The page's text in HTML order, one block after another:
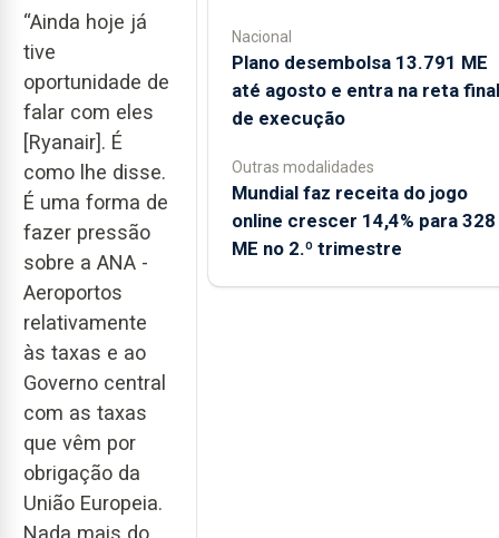
“Ainda hoje já
tive
oportunidade de
falar com eles
[Ryanair]. É
como lhe disse.
É uma forma de
fazer pressão
sobre a ANA -
Aeroportos
relativamente
às taxas e ao
Governo central
com as taxas
que vêm por
obrigação da
União Europeia.
Nacional
Plano desembolsa 13.791 ME
até agosto e entra na reta final
de execução
Outras modalidades
Mundial faz receita do jogo
online crescer 14,4% para 328
ME no 2.º trimestre